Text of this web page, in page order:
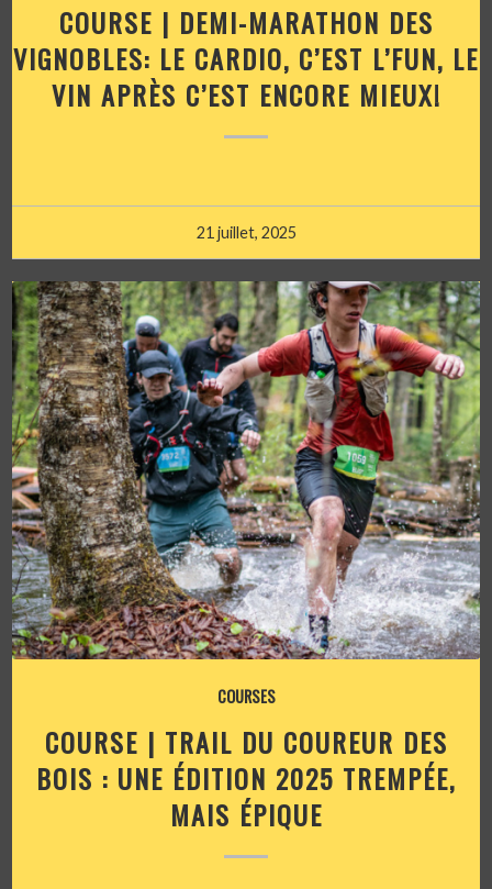
COURSE | DEMI-MARATHON DES
VIGNOBLES: LE CARDIO, C’EST L’FUN, LE
VIN APRÈS C’EST ENCORE MIEUX!
21 juillet, 2025
COURSES
COURSE | TRAIL DU COUREUR DES
BOIS : UNE ÉDITION 2025 TREMPÉE,
MAIS ÉPIQUE